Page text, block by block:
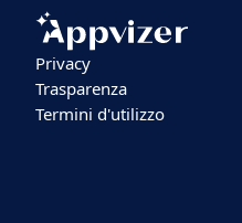
Privacy
Trasparenza
Termini d'utilizzo